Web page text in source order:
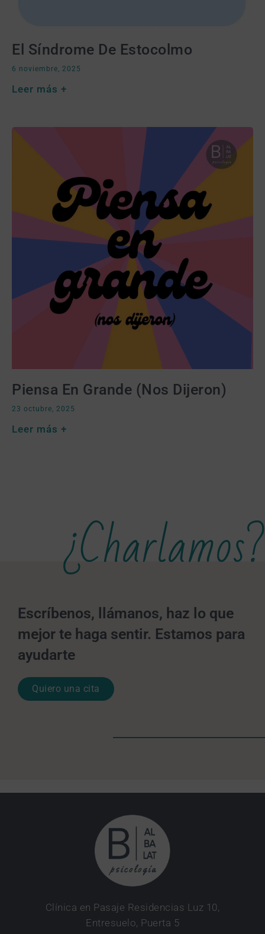
El Síndrome De Estocolmo
6 noviembre, 2025
Leer más +
Piensa En Grande (nos Dijeron)
23 octubre, 2025
Leer más +
¿Charlamos?
Escríbenos, llámanos, haz lo que
mejor te haga sentir. Estamos para
ayudarte
Quiero una cita
Clínica en Pasaje Residencias Luz 10,
Entresuelo, Puerta 5